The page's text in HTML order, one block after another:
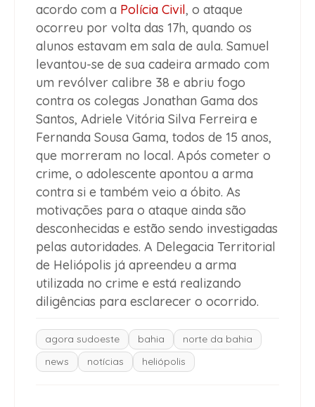
acordo com a Polícia Civil, o ataque
ocorreu por volta das 17h, quando os
alunos estavam em sala de aula. Samuel
levantou-se de sua cadeira armado com
um revólver calibre 38 e abriu fogo
contra os colegas Jonathan Gama dos
Santos, Adriele Vitória Silva Ferreira e
Fernanda Sousa Gama, todos de 15 anos,
que morreram no local. Após cometer o
crime, o adolescente apontou a arma
contra si e também veio a óbito. As
motivações para o ataque ainda são
desconhecidas e estão sendo investigadas
pelas autoridades. A Delegacia Territorial
de Heliópolis já apreendeu a arma
utilizada no crime e está realizando
diligências para esclarecer o ocorrido.
agora sudoeste bahia
norte da bahia
news
notícias heliópolis